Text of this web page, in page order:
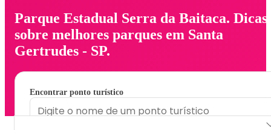
Parque Estadual Serra da Baitaca. Dicas
sobre melhores parques em Santa
Gertrudes - SP.
Encontrar ponto turístico